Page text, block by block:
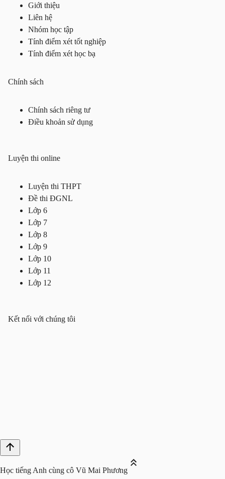
Giới thiệu
Liên hệ
Nhóm học tập
Tính điểm xét tốt nghiệp
Tính điểm xét học bạ
Chính sách
Chính sách riêng tư
Điều khoản sử dụng
Luyện thi online
Luyện thi THPT
Đề thi ĐGNL
Lớp 6
Lớp 7
Lớp 8
Lớp 9
Lớp 10
Lớp 11
Lớp 12
Kết nối với chúng tôi
Học tiếng Anh cùng cô Vũ Mai Phương